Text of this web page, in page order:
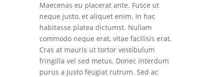
Maecenas eu placerat ante. Fusce ut
neque justo, et aliquet enim. In hac
habitasse platea dictumst. Nullam
commodo neque erat, vitae facilisis erat.
Cras at mauris ut tortor vestibulum
fringilla vel sed metus. Donec interdum
purus a justo feugiat rutrum. Sed ac